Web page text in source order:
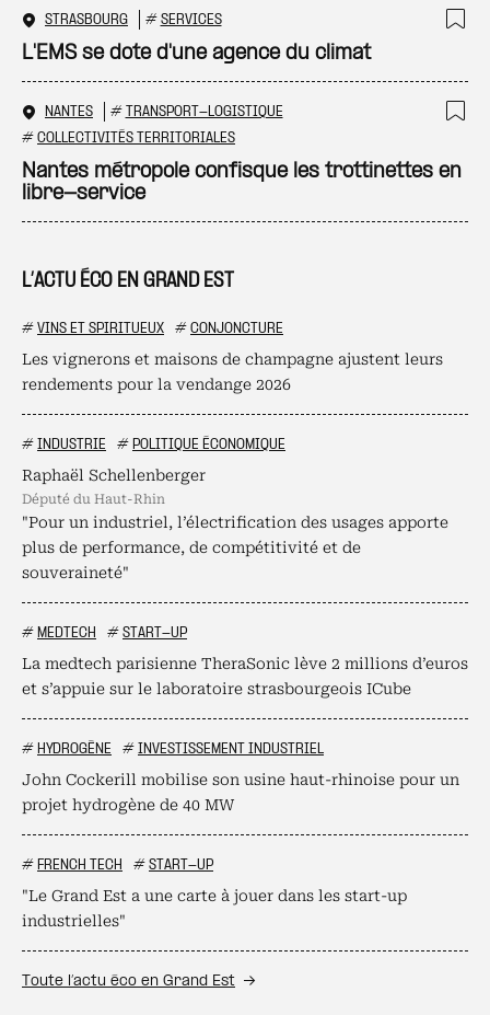
L’ACTU ÉCO EN GRAND EST
# VINS ET SPIRITUEUX # CONJONCTURE
Les vignerons et maisons de champagne ajustent leurs
rendements pour la vendange 2026
# INDUSTRIE # POLITIQUE ÉCONOMIQUE
Raphaël Schellenberger
député du Haut-Rhin
"Pour un industriel, l’électrification des usages apporte
plus de performance, de compétitivité et de
souveraineté"
# MEDTECH # START-UP
La medtech parisienne TheraSonic lève 2 millions d’euros
et s’appuie sur le laboratoire strasbourgeois ICube
# HYDROGÈNE # INVESTISSEMENT INDUSTRIEL
John Cockerill mobilise son usine haut-rhinoise pour un
projet hydrogène de 40 MW
# FRENCH TECH # START-UP
"Le Grand Est a une carte à jouer dans les start-up
industrielles"
Toute l’actu éco en Grand Est
STRASBOURG # SERVICES
L'EMS se dote d'une agence du climat
NANTES # TRANSPORT-LOGISTIQUE
# COLLECTIVITÉS TERRITORIALES
Nantes métropole confisque les trottinettes en
libre-service